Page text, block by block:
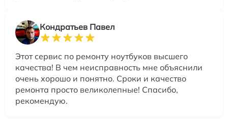
Кондратьев Павел
Этот сервис по ремонту ноутбуков высшего
качества! В чем неисправность мне объяснили
очень хорошо и понятно. Сроки и качество
ремонта просто великолепные! Спасибо,
рекомендую.